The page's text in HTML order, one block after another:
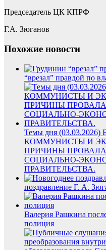
Председатель ЦК КПРФ
Г.А. Зюганов
Похожие новости
“врезал” правдой по
Темы дня
КОММУНИСТЫ И
ПРИЧИНЫ
СОЦИАЛЬНО-
ПРАВИТЕЛЬСТВА.
поздравление Г. А.
Валерия Рашкина
полиция